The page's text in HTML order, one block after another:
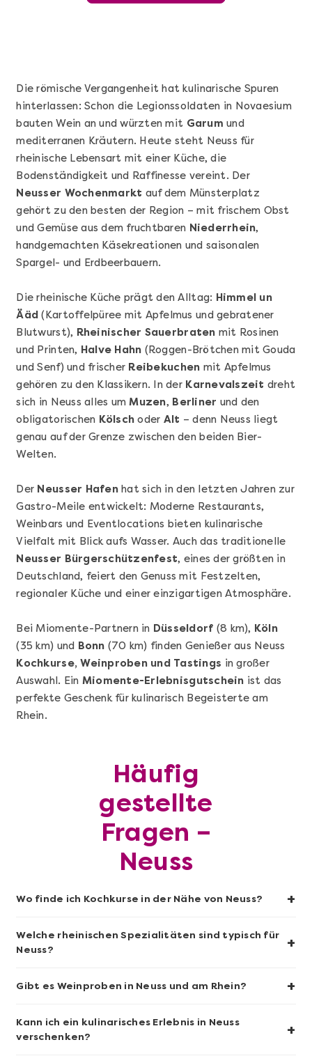
Mehr anzeigen
Nürnberg erschmecken
Mehr anzeigen
Offene Weinprobe
Mehr anzeigen
Wunderschöner Weinabend
Grundkurs Sushi
Die römische Vergangenheit hat kulinarische Spuren
hinterlassen: Schon die Legionssoldaten in Novaesium
bauten Wein an und würzten mit Garum und
mediterranen Kräutern. Heute steht Neuss für
rheinische Lebensart mit einer Küche, die
Bodenständigkeit und Raffinesse vereint. Der
Neusser Wochenmarkt auf dem Münsterplatz
gehört zu den besten der Region – mit frischem Obst
und Gemüse aus dem fruchtbaren Niederrhein,
handgemachten Käsekreationen und saisonalen
Spargel- und Erdbeerbauern.
Die rheinische Küche prägt den Alltag: Himmel un
Ääd (Kartoffelpüree mit Apfelmus und gebratener
Blutwurst), Rheinischer Sauerbraten mit Rosinen
und Printen, Halve Hahn (Roggen-Brötchen mit Gouda
und Senf) und frischer Reibekuchen mit Apfelmus
gehören zu den Klassikern. In der Karnevalszeit dreht
sich in Neuss alles umMuzen, Berliner und den
obligatorischen Kölsch oder Alt – denn Neuss liegt
genau auf der Grenze zwischen den beiden Bier-
Welten.
Der Neusser Hafenhat sich in den letzten Jahren zur
Gastro-Meile entwickelt: Moderne Restaurants,
Weinbars und Eventlocations bieten kulinarische
Vielfalt mit Blick aufs Wasser. Auch das traditionelle
Neusser Bürgerschützenfest, eines der größten in
Deutschland, feiert den Genuss mit Festzelten,
regionaler Küche und einer einzigartigen Atmosphäre.
Bei Miomente-Partnern in Düsseldorf (8 km), Köln
(35 km) und Bonn (70 km) finden Genießer aus Neuss
Kochkurse, Weinproben und Tastings in großer
Auswahl. Ein Miomente-Erlebnisgutschein ist das
perfekte Geschenk für kulinarisch Begeisterte am
Rhein.
Häufig
gestellte
Fragen –
Neuss
Wo finde ich Kochkurse in der Nähe von Neuss? +
Welche rheinischen Spezialitäten sind typisch für
Neuss?
+
Gibt es Weinproben in Neuss und am Rhein? +
Kann ich ein kulinarisches Erlebnis in Neuss
verschenken?
+